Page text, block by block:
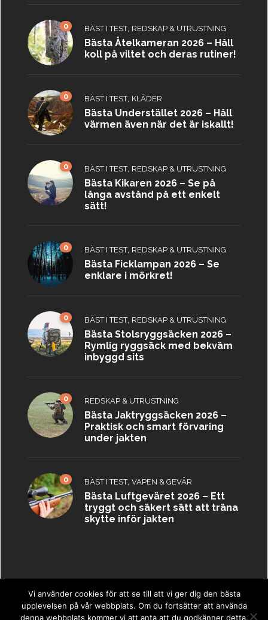
0 BÄST I TEST, REDSKAP & UTRUSTNING
Bästa Åtelkameran 2026 – Håll
koll på viltet och deras rutiner!
0 BÄST I TEST, KLÄDER
Bästa Understället 2026 – Håll
värmen även när det är iskallt!
0 BÄST I TEST, REDSKAP & UTRUSTNING
Bästa Kikaren 2026 – Se på
långa avstånd på ett enkelt
sätt!
0 BÄST I TEST, REDSKAP & UTRUSTNING
Bästa Ficklampan 2026 – Se
enklare i mörkret!
0 BÄST I TEST, REDSKAP & UTRUSTNING
Bästa Stolsryggsäcken 2026 –
Rymlig ryggsäck med bekväm
inbyggd sits
0 REDSKAP & UTRUSTNING
Bästa Jaktryggsäcken 2026 –
Praktisk och smart förvaring
under jakten
0 BÄST I TEST, VAPEN & GEVÄR
Bästa Luftgeväret 2026 – Ett
tryggt och säkert sätt att träna
skytte inför jakten
Copyright © 2023 ·Jaktbästa.se·Sitemap
Vi använder cookies för att se till att vi ger dig den bästa
upplevelsen på vår webbplats. Om du fortsätter att använda
denna webbplats kommer vi att anta att du godkänner detta.